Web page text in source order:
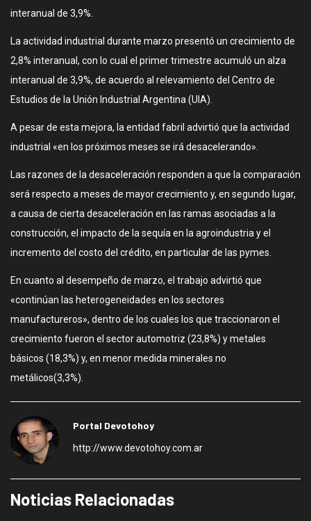
interanual de 3,9%.
La actividad industrial durante marzo presentó un crecimiento de
2,8% interanual, con lo cual el primer trimestre acumuló un alza
interanual de 3,9%, de acuerdo al relevamiento del Centro de
Estudios de la Unión Industrial Argentina (UIA).
A pesar de esta mejora, la entidad fabril advirtió que la actividad
industrial «en los próximos meses se irá desacelerando».
Las razones de la desaceleración responden a que la comparación
será respecto a meses de mayor crecimiento y, en segundo lugar,
a causa de cierta desaceleración en las ramas asociadas a la
construcción, el impacto de la sequía en la agroindustria y el
incremento del costo del crédito, en particular de las pymes.
En cuanto al desempeño de marzo, el trabajo advirtió que
«continúan las heterogeneidades en los sectores
manufactureros», dentro de los cuales los que traccionaron el
crecimiento fueron el sector automotriz (23,8%) y metales
básicos (18,3%) y, en menor medida minerales no
metálicos(3,3%).
Portal Devotohoy
http://www.devotohoy.com.ar
Noticias Relacionadas